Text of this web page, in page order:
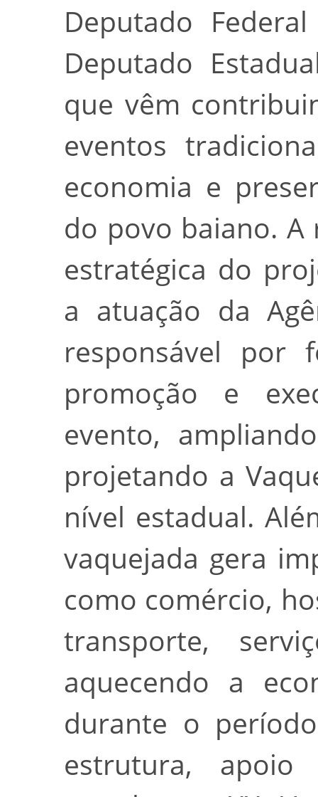
Deputado
Deputado
que vêm
eventos
economia e
do povo baiano. A
estratégica do
a atuação da
responsável por
promoção e
evento,
projetando a
nível estadual.
vaquejada gera
como comércio,
transporte,
aquecendo a
durante o
estrutura, apoio